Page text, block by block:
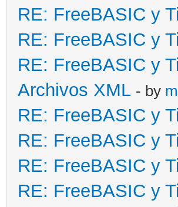
RE: FreeBASIC y
RE: FreeBASIC y
RE: FreeBASIC y
Archivos XML - by
RE: FreeBASIC y
RE: FreeBASIC y
RE: FreeBASIC y
RE: FreeBASIC y